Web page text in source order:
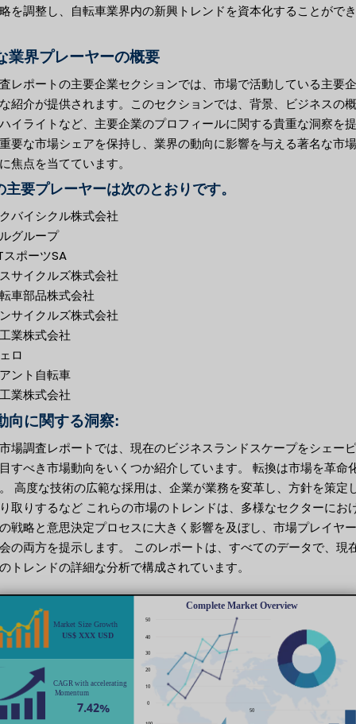
を調整し、自転車業界内の新興トレンドを資本化することがで
業界プレーヤーの概要
レポートの主要企業セクションでは、市場で活動している主要
紹介が提供されます。このセクションでは、背景、ビジネスの
イライトなど、主要企業のプロフィールに関する貴重な洞察を
要な市場シェアを保持し、業界の動向に影響を与える著名な市
焦点を当てています。
主要プレーヤーは次のとおりです。
バイシクル株式会社
グループ
スポーツSA
サイクルズ株式会社
車部品株式会社
サイクルズ株式会社
業株式会社
ロ
ント自転車
業株式会社
向に関する洞察:
場調査レポートでは、現在のビジネスランドスケープをシェー
すべき市場動向をいくつか紹介しています。 転換は市場を革命
高度な技術の広範な採用は、企業が業務を変革し、方針を策定
取りするなど これらの市場のトレンドは、多様なセクターにお
戦略と意思決定プロセスに大きく影響を及ぼし、市場プレイヤ
の両方を提示します。 このレポートは、すべてのデータで、現
トレンドの詳細な分析で構成されています。